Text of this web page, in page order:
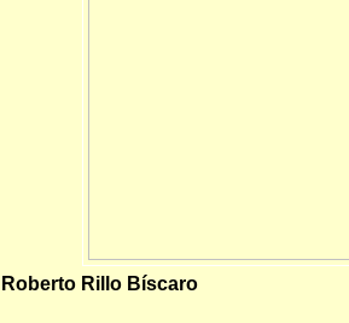
Roberto Rillo Bíscaro